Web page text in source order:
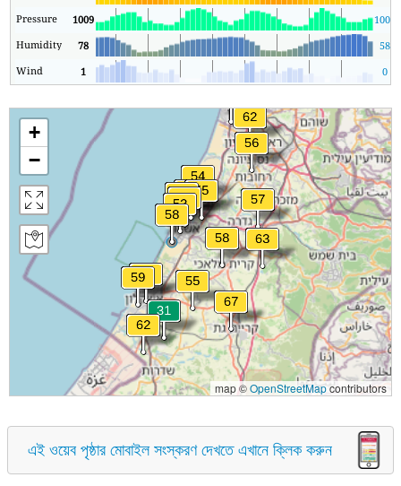
Pressure 1009 1008
Humidity
78
58
Wind
1 0
+
−
map ©OpenStreetMapcontributors
এই ওয়েব পৃষ্ঠার মোবাইল সংস্করণ দেখতে এখানে ক্লিক করুন